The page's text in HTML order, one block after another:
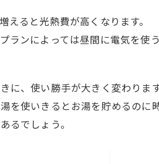
ると光熱費が高くなります。
ンによっては昼間に電気を使
、使い勝手が大きく変わります
使いきるとお湯を貯めるのに
るでしょう。